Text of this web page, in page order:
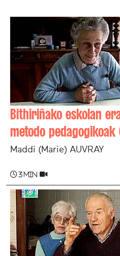
Bithiriñako eskolan
metodo pedagogikoak
Maddi (Marie) AUVRAY
3 min